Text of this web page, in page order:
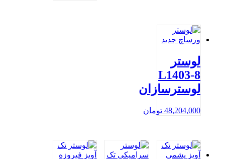
لوستر
L1403-8
لوسترسازان
48,204,000 تومان